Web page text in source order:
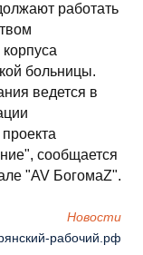
работать
корпуса
больницы.
ведется в
сообщается
"AV БогомаZ".
Новости
рабочий.рф